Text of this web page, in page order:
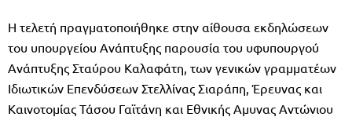
Η τελετή πραγματοποιήθηκε στην αίθουσα εκδηλώσεων
του υπουργείου Ανάπτυξης παρουσία του υφυπουργού
Ανάπτυξης Σταύρου Καλαφάτη, των γενικών γραμματέων
Ιδιωτικών Επενδύσεων Στελλίνας Σιαράπη, Έρευνας και
Καινοτομίας Τάσου Γαϊτάνη και Εθνικής Αμυνας Αντώνιου